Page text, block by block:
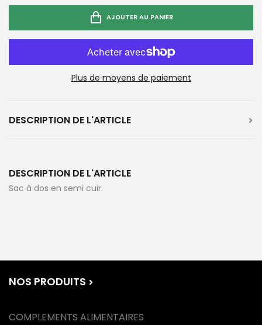
AJOUTER AU PANIER
Plus de moyens de paiement
DESCRIPTION DE L'ARTICLE
DESCRIPTION DE L'ARTICLE
Sac à dos en semi cuir.
NOS PRODUITS
COMPLEMENTS ALIMENTAIRES